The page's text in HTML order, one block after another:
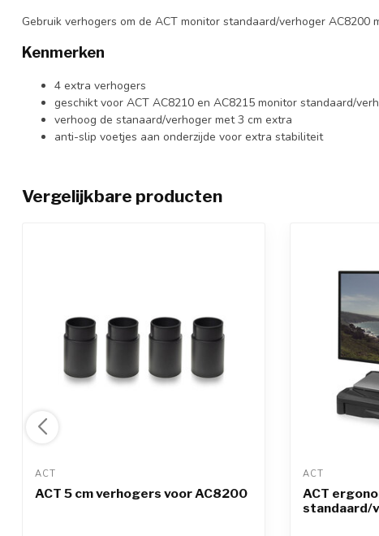
Gebruik verhogers om de ACT monitor standaard/verhoger AC8200
Kenmerken
4 extra verhogers
geschikt voor ACT AC8210 en AC8215 monitor standaard/
verhoog de stanaard/verhoger met 3 cm extra
anti-slip voetjes aan onderzijde voor extra stabiliteit
Vergelijkbare producten
ACT
ACT 5 cm verhogers voor AC8200
ACT
ACT
standaard/